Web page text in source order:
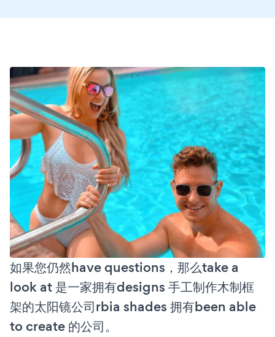
如果您仍然have questions，那么take a
look at 是一家拥有designs 手工制作木制框
架的太阳镜公司rbia shades 拥有been able
to create 的公司。